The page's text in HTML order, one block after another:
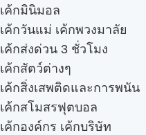
เค้กมินิมอล
เค้กวันแม่ เค้กพวงมาลัย
เค้กส่งด่วน 3 ชั่วโมง
เค้กสัตว์ต่างๆ
เค้กสิ่งเสพติดและการพนัน
เค้กสโมสรฟุตบอล
เค้กองค์กร เค้กบริษัท